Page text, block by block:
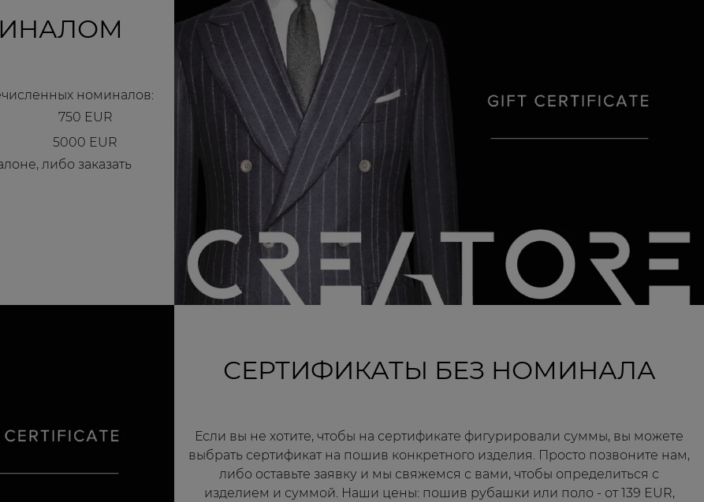
номиналов:
750 EUR
5000 EUR
либо заказать
СЕРТИФИКАТЫ БЕЗ НОМИНАЛА
Если вы не хотите, чтобы на сертификате фигурировали суммы, вы можете
выбрать сертификат на пошив конкретного изделия. Просто позвоните нам,
либо оставьте заявку и мы свяжемся с вами, чтобы определиться с
изделием и суммой. Наши цены: пошив рубашки или поло - от 139 EUR,